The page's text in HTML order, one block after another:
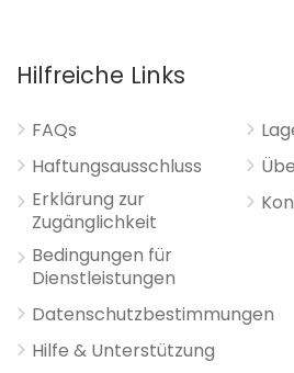
Hilfreiche Links
FAQs
Haftungsausschluss
Erklärung zur
Zugänglichkeit
Bedingungen für
Dienstleistungen
Datenschutzbestimmungen
Hilfe & Unterstützung